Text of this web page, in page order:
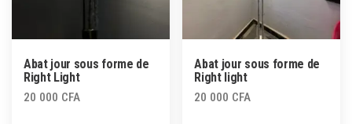
Abat jour sous forme de
Right Light
20 000 CFA
Abat jour sous forme de
Right light
20 000 CFA